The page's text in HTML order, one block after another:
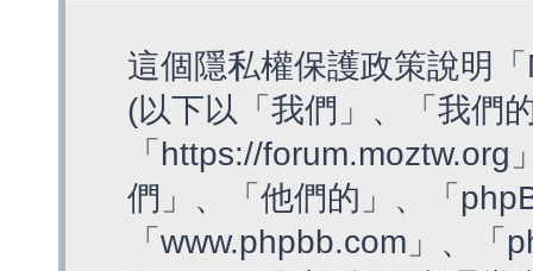
這個隱私權保護政策說明
(以下以「我們」、「我們
「https://
們」、「他們的」、「
「www.phpbb.com」、